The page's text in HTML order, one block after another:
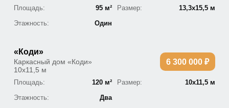
Площадь: 95 м² Размер:
13,3х15,5 м
Этажность:
Один
«Коди»
Каркасный дом «Коди»
10х11,5 м
6 300 000 ₽
Площадь: 120 м² Размер:
10х11,5 м
Этажность:
Два